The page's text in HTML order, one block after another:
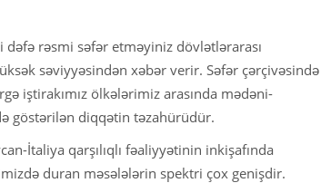
dəfə rəsmi səfər etməyiniz dövlətlərarası
səviyyəsindən xəbər verir. Səfər çərçivəsində
iştirakımız ölkələrimiz arasında mədəni-
göstərilən diqqətin təzahürüdür.
İtaliya qarşılıqlı fəaliyyətinin inkişafında
duran məsələlərin spektri çox genişdir.